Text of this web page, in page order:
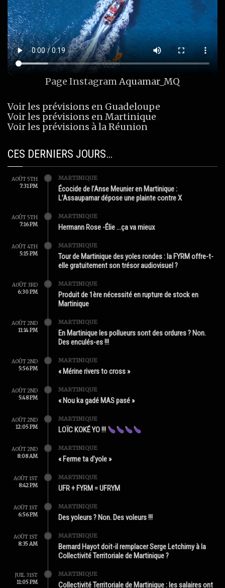
Page InstagramAquamar_MQ
Voir les prévisions en Guadeloupe
Voir les prévisions en Martinique
Voir les prévisions à la Réunion
CES DERNIERS JOURS…
AOÛT 5TH
7:31 PM
MARTINIQUE
Écocide de l’Anse Meunier en Martinique :
L’Assaupamar dépose une plainte contre X
AOÛT 5TH
7:16 PM
MARTINIQUE
Hermann Rose -Élie …ça va mieux
AOÛT 4TH
5:15 PM
MARTINIQUE
Tour de Martinique des yoles rondes : la FYRM offre-t-
elle gratuitement son trésor audiovisuel ?
AOÛT 3RD
6:30 PM
MARTINIQUE
Produit de 1ère nécessité en rupture de stock en
Martinique
AOÛT 2ND
11:14 PM
MARTINIQUE
En Martinique les pollueurs sont des ordures ? Non.
Des enculés-es !!!
AOÛT 2ND
5:56 PM
MARTINIQUE
« Mérine rivers to cross »
AOÛT 2ND
5:48 PM
MARTINIQUE
« Nou ka gadé MAS pasé »
AOÛT 2ND
12:05 PM
MARTINIQUE
LOÏC KOKÉ YO !!!
AOÛT 2ND
8:08 AM
MARTINIQUE
« Ferme ta d’yole »
AOÛT 1ST
8:42 PM
MARTINIQUE
UFR + FYRM = UFRYM
AOÛT 1ST
6:56 PM
MARTINIQUE
Des yoleurs ? Non. Des voleurs !!!
AOÛT 1ST
8:35 AM
MARTINIQUE
Bernard Hayot doit-il remplacer Serge Letchimy à la
Collectivité Territoriale de Martinique ?
JUIL 31ST
11:05 PM
MARTINIQUE
Collectivité Territoriale de Martinique : les salaires ont